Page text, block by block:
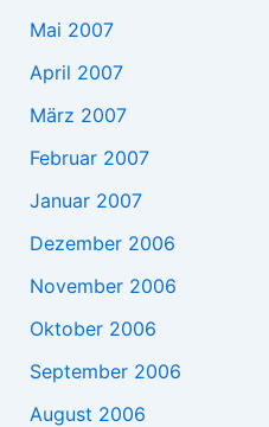
Mai 2007
April 2007
März 2007
Februar 2007
Januar 2007
Dezember 2006
November 2006
Oktober 2006
September 2006
August 2006